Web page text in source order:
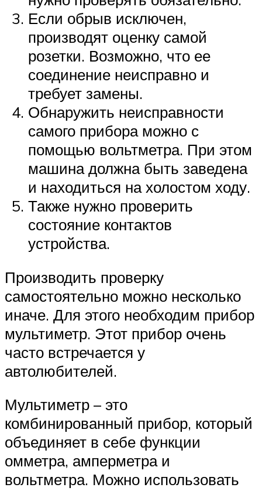
Если обрыв исключен,
производят оценку самой
розетки. Возможно, что ее
соединение неисправно и
требует замены.
Обнаружить неисправности
самого прибора можно с
помощью вольтметра. При этом
машина должна быть заведена
и находиться на холостом ходу.
Также нужно проверить
состояние контактов
устройства.
Производить проверку
самостоятельно можно несколько
иначе. Для этого необходим прибор
мультиметр. Этот прибор очень
часто встречается у
автолюбителей.
Мультиметр – это
комбинированный прибор, который
объединяет в себе функции
омметра, амперметра и
вольтметра. Можно использовать